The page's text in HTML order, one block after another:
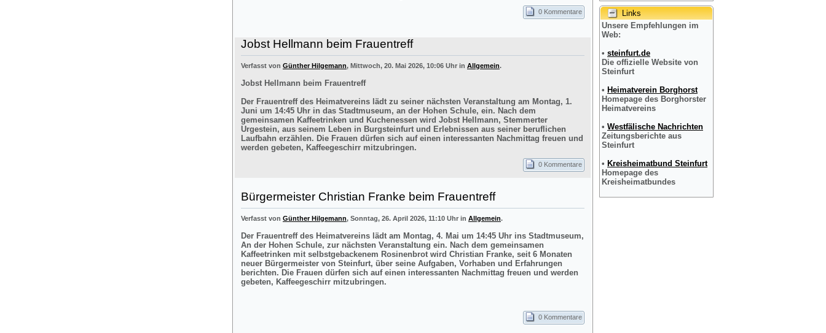
0 Kommentare
Jobst Hellmann beim Frauentreff
Verfasst von Günther Hilgemann, Mittwoch, 20. Mai 2026, 10:06 Uhr in Allgemein.
Jobst Hellmann beim Frauentreff
Der Frauentreff des Heimatvereins lädt zu seiner nächsten Veranstaltung am Montag, 1.
Juni um 14:45 Uhr in das Stadtmuseum, an der Hohen Schule, ein. Nach dem
gemeinsamen Kaffeetrinken und Kuchenessen wird Jobst Hellmann, Stemmerter
Urgestein, aus seinem Leben in Burgsteinfurt und Erlebnissen aus seiner beruflichen
Laufbahn erzählen. Die Frauen dürfen sich auf einen interessanten Nachmittag freuen und
werden gebeten, Kaffeegeschirr mitzubringen.
0 Kommentare
Bürgermeister Christian Franke beim Frauentreff
Verfasst von Günther Hilgemann, Sonntag, 26. April 2026, 11:10 Uhr in Allgemein.
Der Frauentreff des Heimatvereins lädt am Montag, 4. Mai um 14:45 Uhr ins Stadtmuseum,
An der Hohen Schule, zur nächsten Veranstaltung ein. Nach dem gemeinsamen
Kaffeetrinken mit selbstgebackenem Rosinenbrot wird Christian Franke, seit 6 Monaten
neuer Bürgermeister von Steinfurt, über seine Aufgaben, Vorhaben und Erfahrungen
berichten. Die Frauen dürfen sich auf einen interessanten Nachmittag freuen und werden
gebeten, Kaffeegeschirr mitzubringen.
0 Kommentare
Links
Unsere Empfehlungen im
Web:
• steinfurt.de
Die offizielle Website von
Steinfurt
• Heimatverein Borghorst
Homepage des Borghorster
Heimatvereins
• Westfälische Nachrichten
Zeitungsberichte aus
Steinfurt
• Kreisheimatbund Steinfurt
Homepage des
Kreisheimatbundes